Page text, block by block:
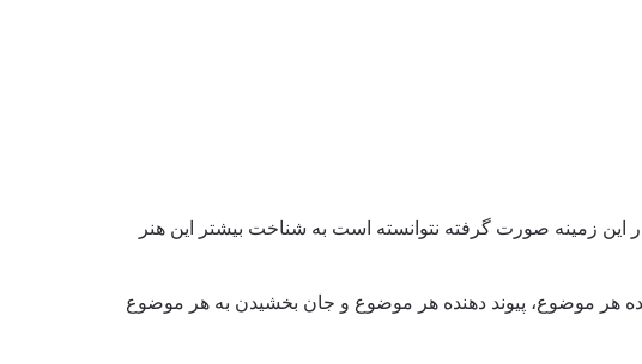
زمینه صورت گرفته نتوانسته است به شناخت بیشتر این هنر
هر موضوع، پیوند دهنده هر موضوع و جان بخشیدن به هر موضوع